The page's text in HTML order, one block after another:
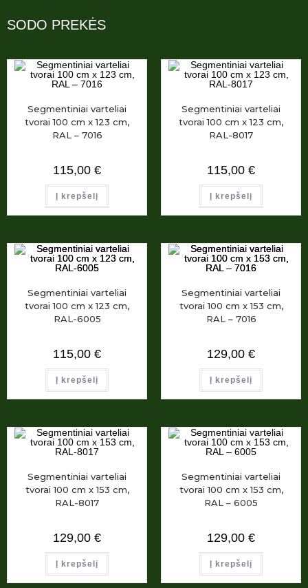
SODO PREKĖS
Segmentiniai varteliai
tvorai 100 cm x 123 cm,
RAL – 7016
115,00 €
Į krepšelį
Segmentiniai varteliai
tvorai 100 cm x 123 cm,
RAL-8017
115,00 €
Į krepšelį
Segmentiniai varteliai
tvorai 100 cm x 123 cm,
RAL-6005
115,00 €
Į krepšelį
Segmentiniai varteliai
tvorai 100 cm x 153 cm,
RAL – 7016
129,00 €
Į krepšelį
Segmentiniai varteliai
tvorai 100 cm x 153 cm,
RAL-8017
129,00 €
Į krepšelį
Segmentiniai varteliai
tvorai 100 cm x 153 cm,
RAL – 6005
129,00 €
Į krepšelį